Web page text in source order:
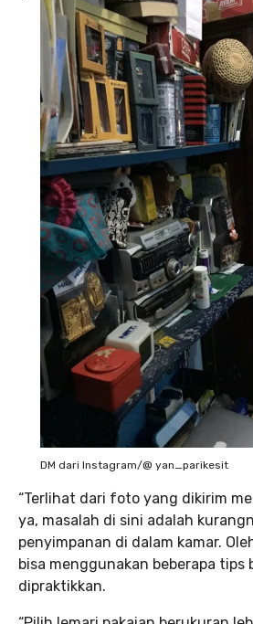
DM dari Instagram/@ yan_parikesit
“Terlihat dari foto yang dikirim
ya, masalah di sini adalah
penyimpanan di dalam kamar.
bisa menggunakan beberapa
dipraktikkan.